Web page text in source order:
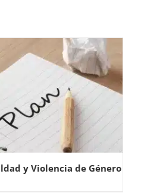
y Violencia de Género